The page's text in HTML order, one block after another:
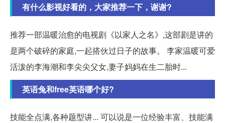
有什么影视好看的，大家推荐一下，谢谢?
推荐一部温暖治愈的电视剧《以家人之名》,这部剧是讲的
是两个破碎的家庭,一起搭伙过日子的故事。 李家温暖可爱
活泼的李海潮和李尖尖父女,妻子妈妈在生二胎时...
英语兔和free英语哪个好?
技能全点满,各种题型讲... 可以说是一位经验丰富、技能满